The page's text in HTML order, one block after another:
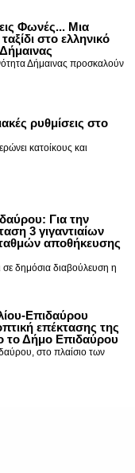
Φωνές... Μια
στο ελληνικό
Δήμαινας προσκαλούν
ρυθμίσεις στο
κατοίκους και
Για την
3 γιγαντιαίων
αποθήκευσης
σε δημόσια διαβούλευση η
Επιδαύρου
επέκτασης της
το Δήμο Επιδαύρου
στο πλαίσιο των